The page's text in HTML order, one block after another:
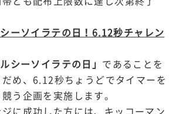
ーソイラテの日！6.12秒チャレン
シーソイラテの日」 であることを
め、6.12秒ちょうどでタイマーを
う企画を実施します。
に成功した方には、キッコーマン